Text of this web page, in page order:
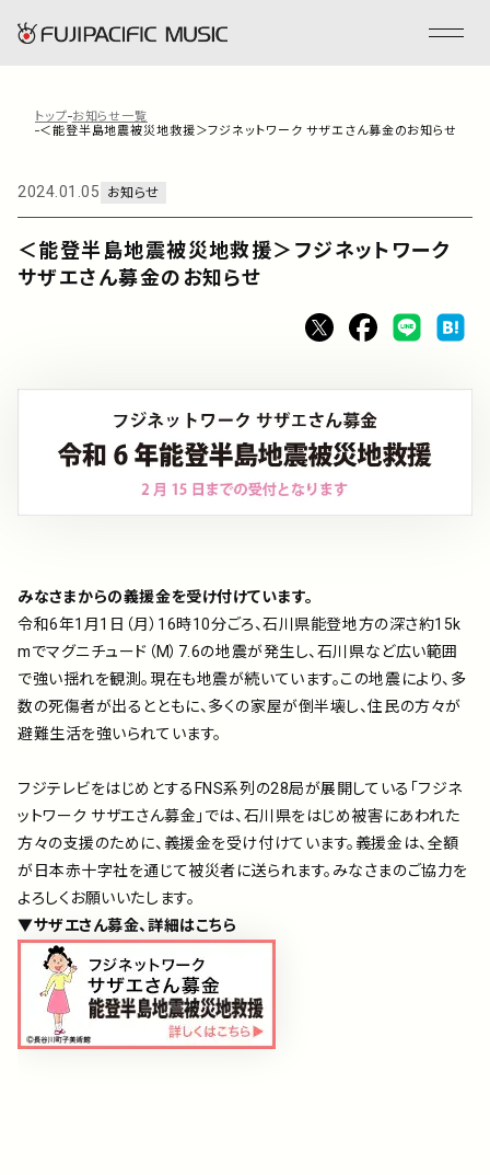
フジパシフィックミュージックとは
会社情報
事業内容
ミュージックライブラリ
映像制作
お問い合わせ 楽曲利用申込
トップ お知らせ一覧
＜能登半島地震被災地救援＞フジネットワーク サザエさん募金のお知らせ
＜能登半島地震被災地救援＞フジネットワーク
サザエさん募金のお知らせ
2024.01.05 お知らせ
みなさまからの義援金を受け付けています。
令和6年1月1日（月）16時10分ごろ、石川県能登地方の深さ約15k
mでマグニチュード（M）7.6の地震が発生し、石川県など広い範囲
で強い揺れを観測。現在も地震が続いています。この地震により、多
数の死傷者が出るとともに、多くの家屋が倒半壊し、住民の方々が
避難生活を強いられています。
フジテレビをはじめとするFNS系列の28局が展開している「フジネ
ットワーク サザエさん募金」では、石川県をはじめ被害にあわれた
方々の支援のために、義援金を受け付けています。義援金は、全額
が日本赤十字社を通じて被災者に送られます。みなさまのご協力を
よろしくお願いいたします。
▼サザエさん募金、詳細はこちら